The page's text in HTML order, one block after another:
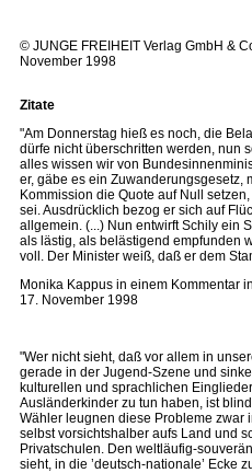
© JUNGE FREIHEIT Verlag GmbH &
November 1998
Zitate
"Am Donnerstag hieß es noch, die
dürfe nicht überschritten werden, nun
alles wissen wir von
er, gäbe es ein Zuwanderungsgesetz,
Kommission die Quote auf Null
sei. Ausdrücklich bezog er sich auf
allgemein. (...) Nun entwirft Schily ein
als lästig, als belästigend empfunden
voll. Der Minister weiß, daß er dem
Monika Kappus in einem Kommentar
17. November 1998
"Wer nicht sieht, daß vor allem in
gerade in der Jugend-Szene und
kulturellen und sprachlichen
Ausländerkinder zu tun haben, ist
Wähler leugnen diese Probleme zwar
selbst vorsichtshalber aufs Land und
Privatschulen. Den weltläufig-
sieht, in die ’deutsch-nationale’ Ecke